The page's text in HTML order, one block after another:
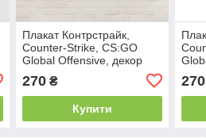
Плакат Контрстрайк,
Counter-Strike, CS:GO
Global Offensive, декор
см
270₴
Купити
270